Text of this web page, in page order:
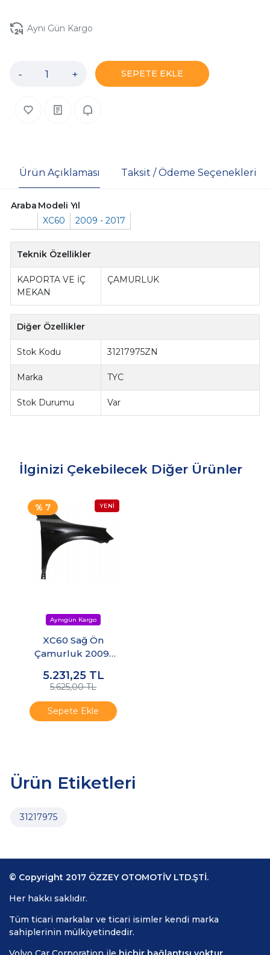
Aynı Gün Kargo
- + SEPETE EKLE
Ürün Açıklaması Taksit / Ödeme Seçenekleri
Araba Modeli Yıl
XC60
2009 - 2017
Teknik Özellikler
KAPORTA VE İÇ
MEKAN
ÇAMURLUK
Diğer Özellikler
Stok Kodu 31217975ZN
Marka TYC
Stok Durumu Var
İlginizi Çekebilecek Diğer Ürünler
% 7
XC60 Sağ Ön
Çamurluk 2009-
5.231,25 TL
5.625,00 TL
Sepete Ekle
Ürün Etiketleri
31217975
© Copyright 2017 ÖZZEY OTOMOTİV LTD.ŞTİ.
Her hakkı saklıdır.
Tüm ticari markalar ve ticari isimler kendi marka
sahiplerinin mülkiyetindedir.